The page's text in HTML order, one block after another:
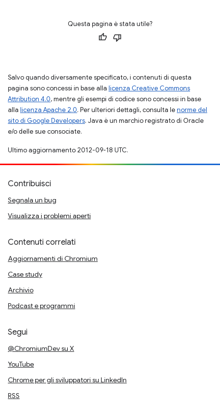
Questa pagina è stata utile?
Salvo quando diversamente specificato, i contenuti di questa
pagina sono concessi in base alla licenza Creative Commons
Attribution 4.0, mentre gli esempi di codice sono concessi in base
alla licenza Apache 2.0. Per ulteriori dettagli, consulta lenorme del
sito di Google Developers. Java è un marchio registrato di Oracle
e/o delle sue consociate.
Ultimo aggiornamento 2012-09-18 UTC.
Contribuisci
Segnala un bug
Visualizza i problemi aperti
Contenuti correlati
Aggiornamenti di Chromium
Case study
Archivio
Podcast e programmi
Segui
@ChromiumDev su X
YouTube
Chrome per gli sviluppatori su LinkedIn
RSS